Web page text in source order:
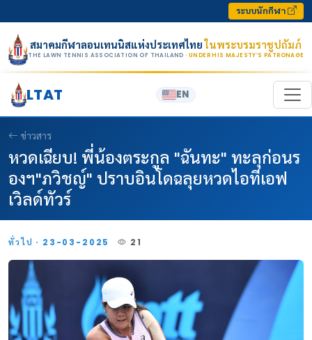
ระบบนักกีฬา
สมาคมกีฬาลอนเทนนิสแห่งประเทศไทยในพระบรมราชูปถัมภ์
THE LAWN TENNIS ASSOCIATION OF THAILAND · UNDER HIS MAJESTY’S PATRONAGE
LTAT EN
ข่าวสาร
หวดเฉียบ! พี่น้องตระกูล "ฉันทะ" ทะลุก่อนร
องฯ"ภวิชญ์" ปราบอินโดฉลุยหวดไอทีเอฟ
เวิลด์ทัวร์
ทั่วไป · 23-03-2025 21